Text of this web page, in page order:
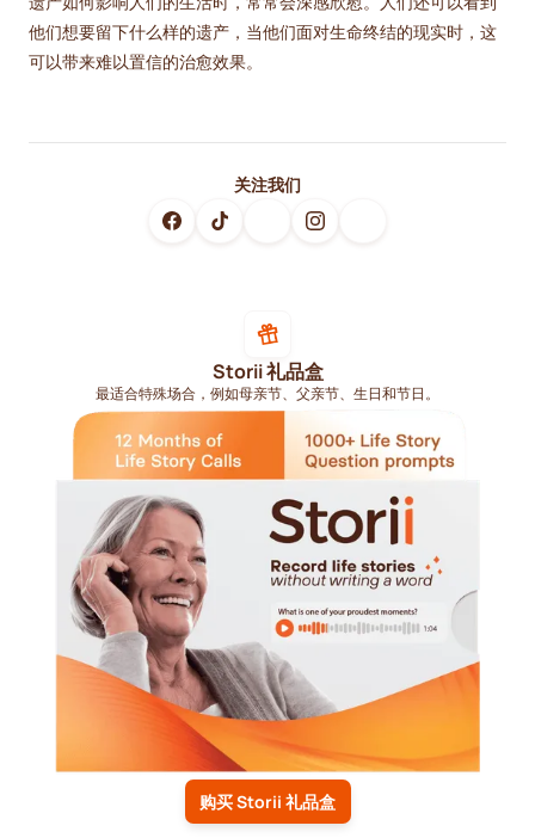
他们想要留下什么样的遗产，当他们面对生命终结的现实时，这
可以带来难以置信的治愈效果。
关注我们
Storii 礼品盒
最适合特殊场合，例如母亲节、父亲节、生日和节日。
购买 Storii 礼品盒